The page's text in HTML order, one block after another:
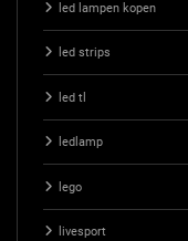
led lampen kopen
led strips
led tl
ledlamp
lego
livesport